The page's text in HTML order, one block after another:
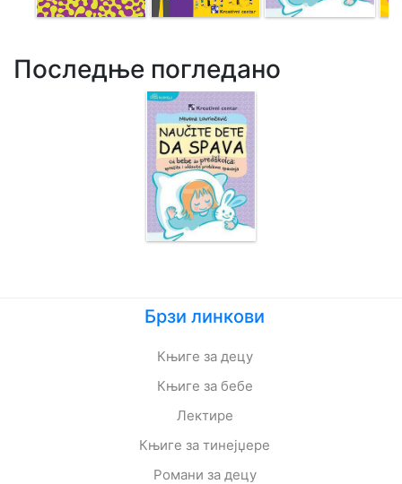
Последње погледано
Брзи линкови
Књиге за децу
Књиге за бебе
Лектире
Књиге за тинејџере
Романи за децу